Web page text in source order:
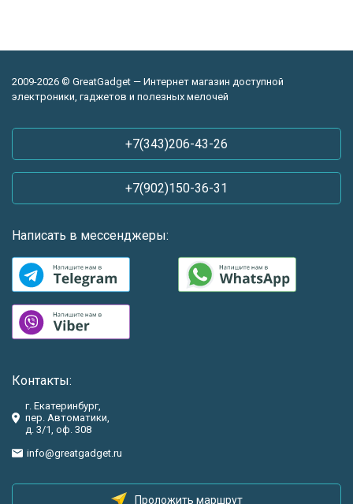
2009-2026 © GreatGadget — Интернет магазин доступной
электроники, гаджетов и полезных мелочей
+7(343)206-43-26
+7(902)150-36-31
Написать в мессенджеры:
Контакты:
г. Екатеринбург,
пер. Автоматики,
д. 3/1, оф. 308
info@greatgadget.ru
Проложить маршрут